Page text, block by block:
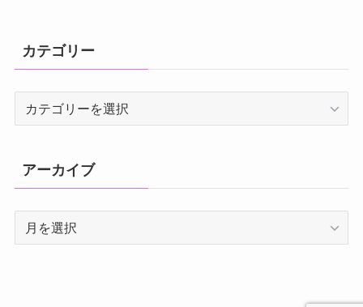
カテゴリー
リ
ー
アーカイブ